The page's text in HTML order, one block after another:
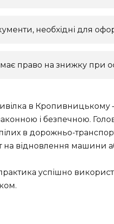
необхідні для
має право на знижку при
в Кропивницькому
і безпечною.
в дорожньо-
на відновлення машини
успішно